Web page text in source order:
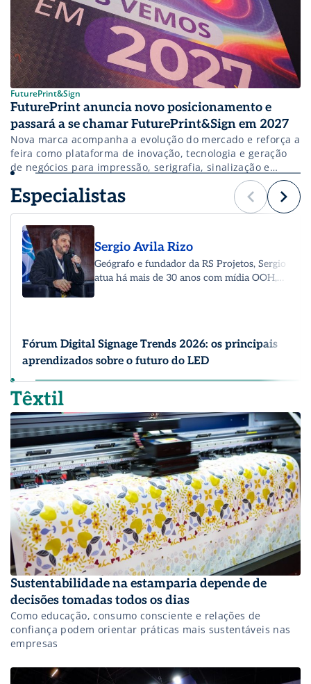
FuturePrint&Sign
FuturePrint anuncia novo posicionamento e
passará a se chamar FuturePrint&Sign em 2027
Nova marca acompanha a evolução do mercado e reforça a
feira como plataforma de inovação, tecnologia e geração
de negócios para impressão, serigrafia, sinalização e
Especialistas
Sergio Avila Rizo
Geógrafo e fundador da RS Projetos, Sergio
atua há mais de 30 anos com mídia OOH,
sobre publicidade exterior em São Paulo e
Buenos Aires. Já prestou consultoria
curador do OOH Day e do Led Pavillion na
FuturePrint, autor de livros e professor
universitário da FMU. Em suas palestras e
eventos, compartilha experiências sobre o
poder da inovação da mídia OOH e suas
possibilidades disruptivas.
Fórum Digital Signage Trends 2026: os principais
aprendizados sobre o futuro do LED
Têxtil
Sustentabilidade na estamparia depende de
decisões tomadas todos os dias
Como educação, consumo consciente e relações de
confiança podem orientar práticas mais sustentáveis nas
empresas